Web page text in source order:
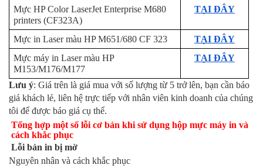
Mực HP Color LaserJet Enterprise M680
printers (CF323A)
TẠI ĐÂY
Mực in Laser màu HP M651/680 CF 323
TẠI ĐÂY
Mực máy in Laser màu HP
M153/M176/M177
TẠI ĐÂY
Lưu ý: Giá trên là giá mua với số lượng từ 5 trở lên, bạn cần báo
giá khách lẻ, liên hệ trực tiếp với nhân viên kinh doanh của chúng
tôi để được báo giá cụ thể.
Tổng hợp một số lỗi cơ bản khi sử dụng hộp mực máy in và
cách khắc phục
Lỗi bản in bị mờ
Nguyên nhân và cách khắc phục